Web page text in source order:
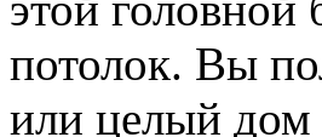
потолок. Вы
или целый дом